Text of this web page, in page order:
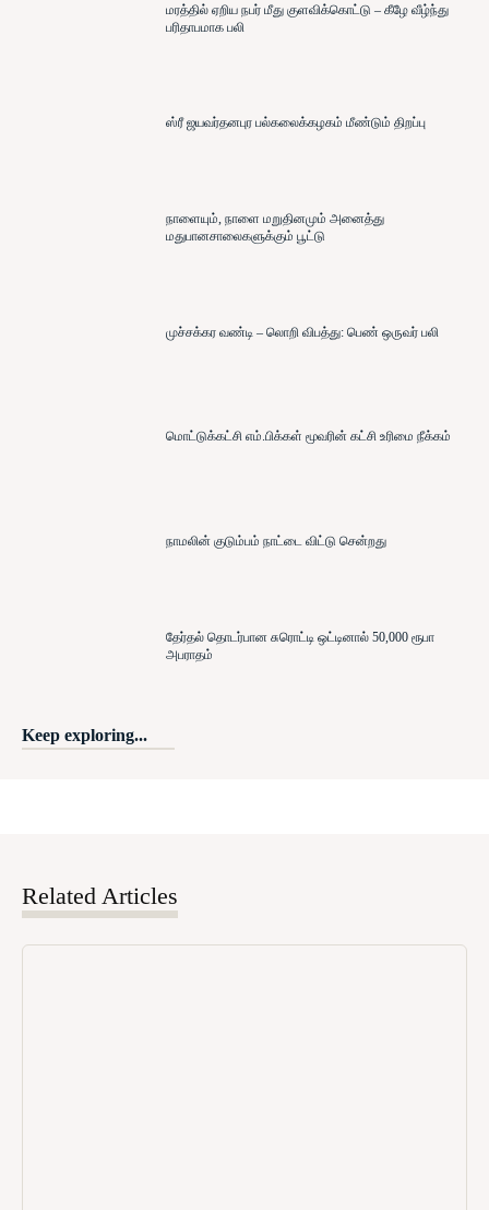
மரத்தில் ஏறிய நபர் மீது குளவிக்கொட்டு – கீழே வீழ்ந்து
பரிதாபமாக பலி
ஸ்ரீ ஜயவர்தனபுர பல்கலைக்கழகம் மீண்டும் திறப்பு
நாளையும், நாளை மறுதினமும் அனைத்து
மதுபானசாலைகளுக்கும் பூட்டு
முச்சக்கர வண்டி – லொறி விபத்து: பெண் ஒருவர் பலி
மொட்டுக்கட்சி எம்.பிக்கள் மூவரின் கட்சி உரிமை நீக்கம்
நாமலின் குடும்பம் நாட்டை விட்டு சென்றது
தேர்தல் தொடர்பான சுரொட்டி ஒட்டினால் 50,000 ரூபா
அபராதம்
Keep exploring...
Related Articles